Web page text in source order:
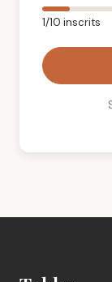
1/10 inscrits